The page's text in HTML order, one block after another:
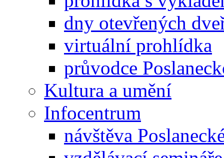
dny otevřených
virtuální prohlídka
průvodce
Kultura a umění
Infocentrum
návštěva